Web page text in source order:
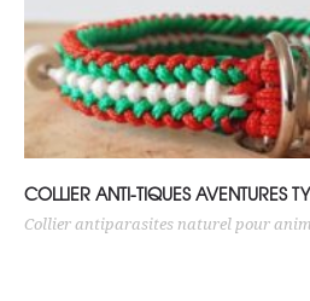
Choix des options
COLLIER ANTI-TIQUES AVENTURES
Collier antiparasites naturel pour